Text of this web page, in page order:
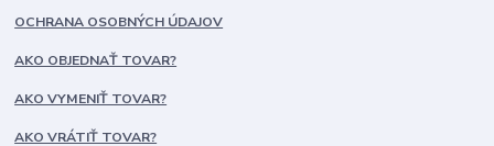
OCHRANA OSOBNÝCH ÚDAJOV
AKO OBJEDNAŤ TOVAR?
AKO VYMENIŤ TOVAR?
AKO VRÁTIŤ TOVAR?